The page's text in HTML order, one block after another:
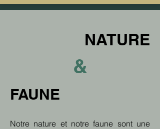
NATURE
&
FAUNE
Notre nature et notre faune sont une